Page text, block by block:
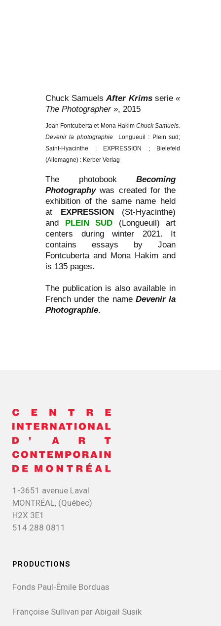
Chuck SamuelsAfter Krims serie«
The Photographer », 2015
Joan Fontcuberta et Mona Hakim Chuck Samuels.
Devenir la photographie
Longueuil : Plein sud;
Saint-Hyacinthe : EXPRESSION ; Bielefeld
(Allemagne) : Kerber Verlag
The photobook Becoming
Photographywas created for the
exhibition of the same name held
at EXPRESSION(St-Hyacinthe)
and PLEIN SUD (Longueuil) art
centers during winter 2021. It
contains essays by Joan
Fontcuberta and Mona Hakim and
is 135 pages.
The publication is also available in
French under the name Devenir la
Photographie.
1-3651 avenue Laval
MONTRÉAL, (Québec)
H2X 3E1
514 288 0811
PRODUCTIONS
Fonds Paul-Émile Borduas
Françoise Sullivan par Abigail Susik